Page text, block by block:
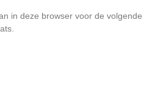
in deze browser voor de volgende